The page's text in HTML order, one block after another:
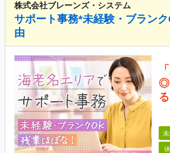
株式会社ブレーンズ・システム
サポート事務*未経験・ブラン
由
◎
る